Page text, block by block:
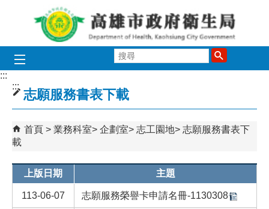
跳到主要內容區塊
尋
:::
:::
志願服務書表下載
首頁 業務科室 企劃室 志工園地
志願服務書表下
載
上版日期 主題
113-06-07 志願服務榮譽卡申請名冊-1130308